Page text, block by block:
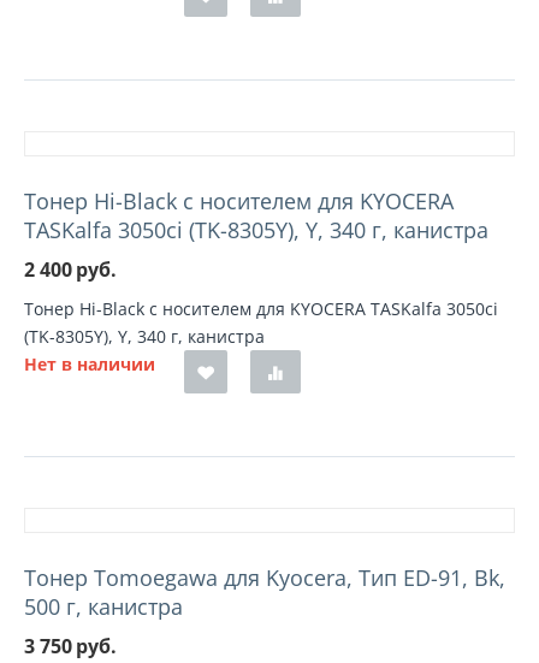
Тонер Hi-Black с носителем для KYOCERA
TASKalfa 3050ci (TK-8305Y), Y, 340 г, канистра
2 400руб.
Тонер Hi-Black с носителем для KYOCERA TASKalfa 3050ci
(TK-8305Y), Y, 340 г, канистра
Нет в наличии
Тонер Tomoegawa для Kyocera, Тип ED-91, Bk,
500 г, канистра
3 750руб.